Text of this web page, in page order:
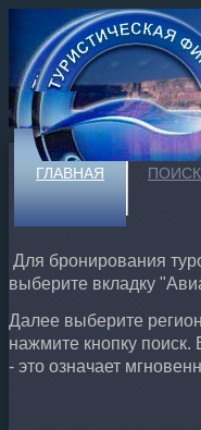
ГЛАВНАЯ
Для бронирования
выберите вкладку
Далее выберите
нажмите кнопку
- это означает